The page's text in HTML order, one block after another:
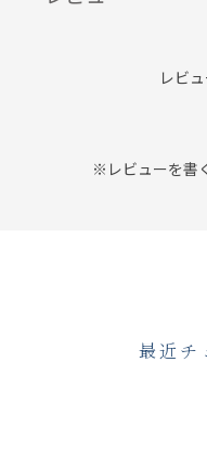
レビ
※レビューを書
最近チ